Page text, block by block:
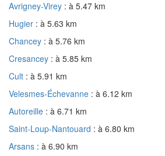
Avrigney-Virey : à 5.47 km
Hugier : à 5.63 km
Chancey : à 5.76 km
Cresancey : à 5.85 km
Cult : à 5.91 km
Velesmes-Échevanne : à 6.12 km
Autoreille : à 6.71 km
Saint-Loup-Nantouard : à 6.80 km
Arsans : à 6.90 km